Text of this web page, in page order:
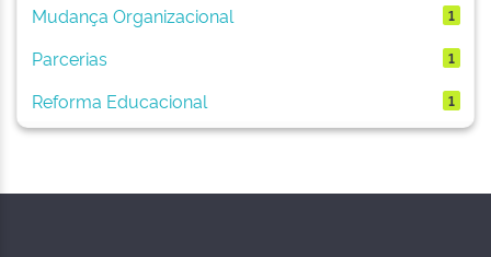
Mudança Organizacional 1
Parcerias 1
Reforma Educacional 1